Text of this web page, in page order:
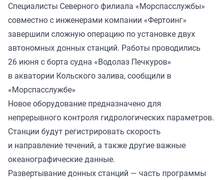
Специалисты Северного филиала «Морспасслужбы»
совместно с инженерами компании «Фертоинг»
завершили сложную операцию по установке двух
автономных донных станций. Работы проводились
26 июня с борта судна «Водолаз Печкуров»
в акватории Кольского залива,сообщили в
«Морспасслужбе»
Новое оборудование предназначено для
непрерывного контроля гидрологических параметров.
Станции будут регистрировать скорость
и направление течений, а также другие важные
океанографические данные.
Развертывание донных станций — часть программы